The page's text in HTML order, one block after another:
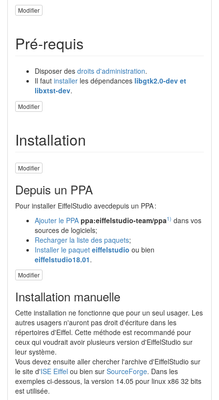
Modifier
Pré-requis
Disposer des droits d'administration.
Il faut installer les dépendances libgtk2.0-dev et
libxtst-dev.
Modifier
Installation
Modifier
Depuis un PPA
Pour installer EiffelStudio avecdepuis un PPA :
Ajouter le PPA ppa:eiffelstudio-team/ppa1) dans vos
sources de logiciels;
Recharger la liste des paquets;
Installer le paquet eiffelstudio ou bien
eiffelstudio18.01.
Modifier
Installation manuelle
Cette installation ne fonctionne que pour un seul usager. Les
autres usagers n'auront pas droit d'écriture dans les
répertoires d'Eiffel. Cette méthode est recommandé pour
ceux qui voudrait avoir plusieurs version d'EiffelStudio sur
leur système.
Vous devez ensuite aller chercher l'archive d'EiffelStudio sur
le site d'ISE Eiffel ou bien sur SourceForge. Dans les
exemples ci-dessous, la version 14.05 pour linux x86 32 bits
est utilisée.